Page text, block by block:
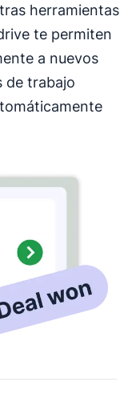
herramientas
te permiten
a nuevos
de trabajo